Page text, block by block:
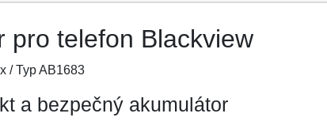
pro telefon Blackview
/ Typ AB1683
a bezpečný akumulátor